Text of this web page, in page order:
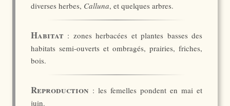
diverses herbes, Calluna, et quelques arbres.
Habitat : zones herbacées et plantes basses des
habitats semi-ouverts et ombragés, prairies, friches,
bois.
Reproduction : les femelles pondent en mai et
juin.